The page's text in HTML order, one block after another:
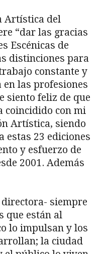
Artística del
“dar las gracias
Escénicas de
distinciones para
constante y
en las profesiones
siento feliz de que
coincidido con mi
Artística, siendo
estas 23 ediciones
y esfuerzo de
2001. Además
siempre
que están al
lo impulsan y los
la ciudad